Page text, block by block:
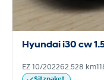
Hyundai i30 cw
EZ 10/202262.528 km